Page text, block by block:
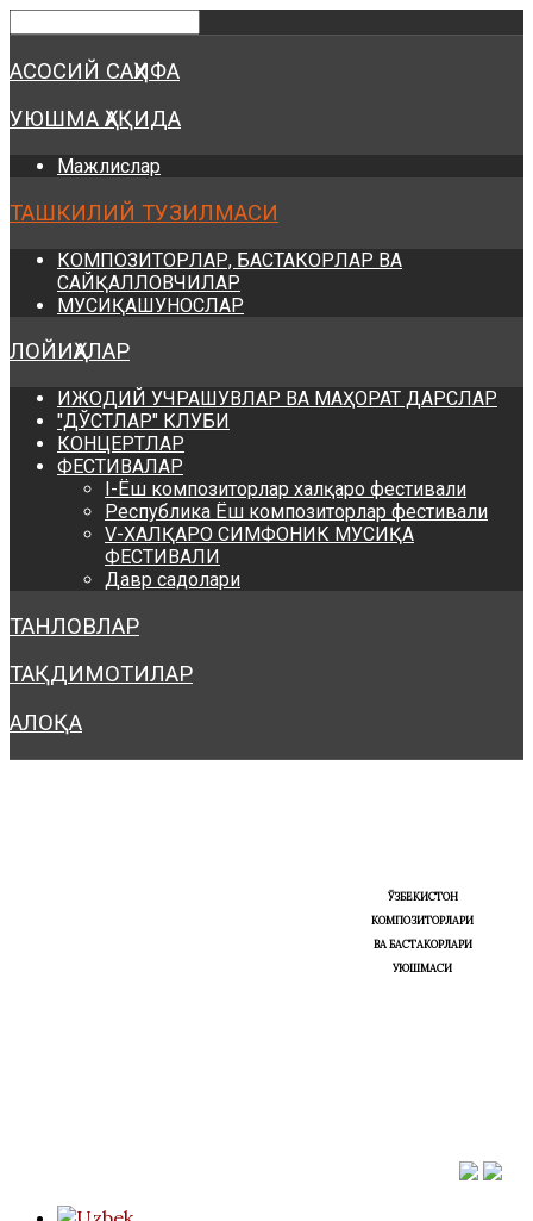
АСОСИЙ САҲИФА
УЮШМА ҲАҚИДА
Мажлислар
ТАШКИЛИЙ ТУЗИЛМАСИ
КОМПОЗИТОРЛАР, БАСТАКОРЛАР ВА
САЙҚАЛЛОВЧИЛАР
МУСИҚАШУНОСЛАР
ЛОЙИҲАЛАР
ИЖОДИЙ УЧРАШУВЛАР ВА МАҲОРАТ ДАРСЛАР
"ДЎСТЛАР" КЛУБИ
КОНЦЕРТЛАР
ФЕСТИВАЛАР
I-Ёш композиторлар халқаро фестивали
Республика Ёш композиторлар фестивали
V-ХАЛҚАРО СИМФОНИК МУСИҚА
ФЕСТИВАЛИ
Давр садолари
ТАНЛОВЛАР
ТАҚДИМОТИЛАР
АЛОҚА
ЎЗБЕКИСТОН
КОМПОЗИТОРЛАРИ
ВА БАСТАКОРЛАРИ
УЮШМАСИ
Предыдущий
год
Предыдущий
месяц
Следующий
год
Следующий
месяц